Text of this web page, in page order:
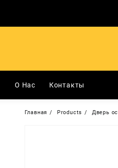
О Нас Контакты
Главная Products Дверь